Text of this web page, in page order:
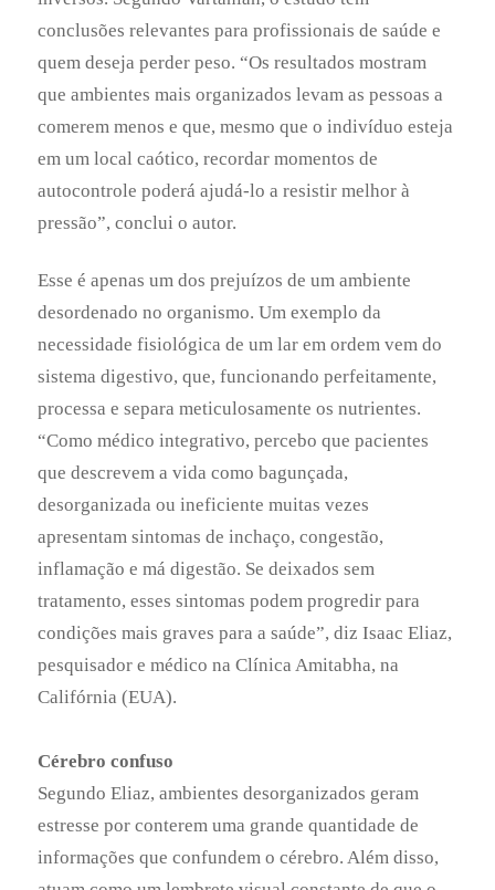
desordenado no organismo. Um exemplo da
necessidade fisiológica de um lar em ordem vem do
sistema digestivo, que, funcionando perfeitamente,
processa e separa meticulosamente os nutrientes.
“Como médico integrativo, percebo que pacientes
que descrevem a vida como bagunçada,
desorganizada ou ineficiente muitas vezes
apresentam sintomas de inchaço, congestão,
inflamação e má digestão. Se deixados sem
tratamento, esses sintomas podem progredir para
condições mais graves para a saúde”, diz Isaac Eliaz,
pesquisador e médico na Clínica Amitabha, na
Cérebro confuso
Segundo Eliaz, ambientes desorganizados geram
estresse por conterem uma grande quantidade de
informações que confundem o cérebro. Além disso,
atuam como um lembrete visual constante de que o
trabalho está inacabado. O estresse perene, ainda que
sutil, potencializa a hipertensão, aumenta a taxa de
mau colesterol, favorece o tabagismo, o diabetes e o
cardíacas. “O estresse é uma mola mestra que
interfere em todos esses fatores. Em episódios
agudos, os picos hormonais de adrenalina,
noradrenalina e corticoides, especialmente cortisol,
se normalizam quando a situação passa. Mas, no